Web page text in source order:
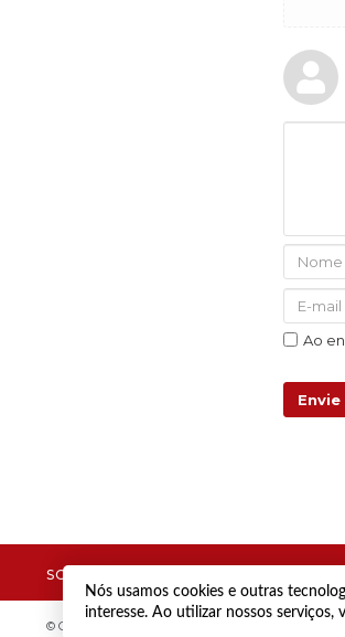
Nós usamos cookies e outras
interesse. Ao utilizar nossos
Ao
SOBRE
© Copyright 2021 Diário de Jacareí.